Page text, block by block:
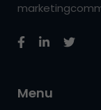
Menu